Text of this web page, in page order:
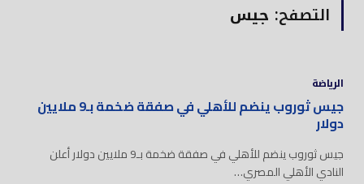
التصفح: جيس
الرياضة
جيس ثوروب ينضم للأهلي في صفقة ضخمة بـ9 ملايين
دولار
جيس ثوروب ينضم للأهلي في صفقة ضخمة بـ9 ملايين دولار أعلن
النادي الأهلي المصري…